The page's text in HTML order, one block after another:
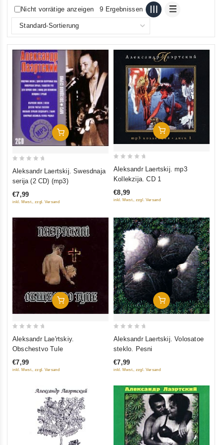
Nicht vorrätige anzeigen 9 Ergebnissen
In Den Warenkorb
5
Aleksandr Laertskij. Swesdnaja
serija (2 CD) (mp3)
€7,99
inkl. Mwst., zzgl. Versand
In Den Warenkorb
5
Aleksandr Laertskij. mp3
Kollekzija. CD 1
€8,99
inkl. Mwst., zzgl. Versand
In Den Warenkorb
5
Aleksandr Lae'rtskiy.
Obschestvo Tule
€7,99
inkl. Mwst., zzgl. Versand
In Den Warenkorb
5
Aleksandr Laertskij. Volosatoe
steklo. Pesni
€7,99
inkl. Mwst., zzgl. Versand